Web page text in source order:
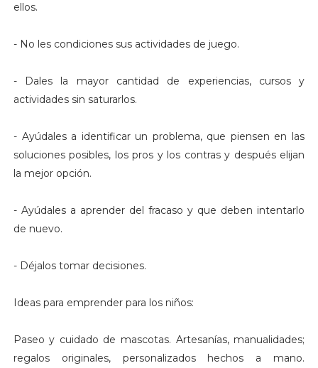
ellos.
- No les condiciones sus actividades de juego.
- Dales la mayor cantidad de experiencias, cursos y
actividades sin saturarlos.
- Ayúdales a identificar un problema, que piensen en las
soluciones posibles, los pros y los contras y después elijan
la mejor opción.
- Ayúdales a aprender del fracaso y que deben intentarlo
de nuevo.
- Déjalos tomar decisiones.
Ideas para emprender para los niños:
Paseo y cuidado de mascotas. Artesanías, manualidades;
regalos originales, personalizados hechos a mano.